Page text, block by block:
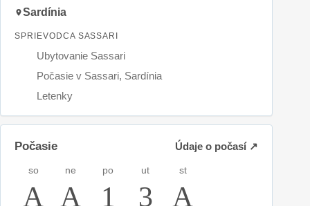
Sardínia
SPRIEVODCA SASSARI
Ubytovanie Sassari
Počasie v Sassari, Sardínia
Letenky
Počasie Údaje o počasí ↗
so ne po ut st